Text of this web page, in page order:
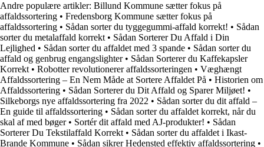
Andre populære artikler: Billund Kommune sætter fokus på
affaldssortering • Fredensborg Kommune sætter fokus på
affaldssortering • Sådan sorter du tyggegummi-affald korrekt! • Sådan
sorter du metalaffald korrekt • Sådan Sorterer Du Affald i Din
Lejlighed • Sådan sorter du affaldet med 3 spande • Sådan sorter du
affald og genbrug engangslighter• Sådan Sorterer du Kaffekapsler
Korrekt • Robotter revolutionerer affaldssorteringen • Væghængt
Affaldssortering – En Nem Måde at Sortere Affaldet På • Historien om
Affaldssortering • Sådan Sorterer du Dit Affald og Sparer Miljøet! •
Silkeborgs nye affaldssortering fra 2022 • Sådan sorter du dit affald –
En guide til affaldssortering • Sådan sorter du affaldet korrekt, når du
skal af med bøger• Sortér dit affald med AJ-produkter! • Sådan
Sorterer Du Tekstilaffald Korrekt • Sådan sorter du affaldet i Ikast-
Brande Kommune • Sådan sikrer Hedensted effektiv affaldssortering •